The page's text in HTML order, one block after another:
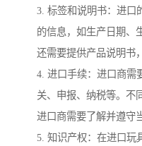
3. 标签和说明书：进口
的信息，如生产日期、
还需要提供产品说明书
4. 进口手续：进口商需
关、申报、纳税等。不
进口商需要了解并遵守
5. 知识产权：在进口玩